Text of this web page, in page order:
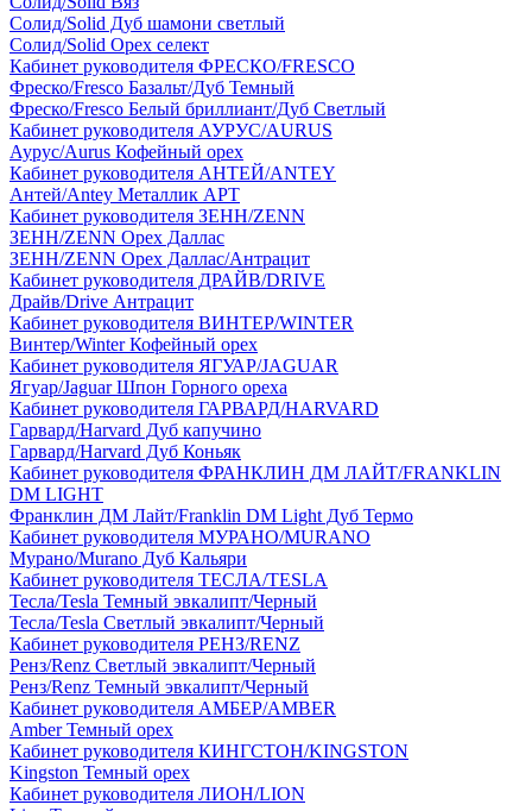
Солид/Solid Дуб шамони светлый
Солид/Solid Орех селект
Кабинет руководителя ФРЕСКО/FRESCO
Фреско/Fresco Базальт/Дуб Темный
Фреско/Fresco Белый бриллиант/Дуб Светлый
Кабинет руководителя АУРУС/AURUS
Аурус/Aurus Кофейный орех
Кабинет руководителя АНТЕЙ/ANTEY
Антей/Antey Металлик АРТ
Кабинет руководителя ЗЕНН/ZENN
ЗЕНН/ZENN Орех Даллас
ЗЕНН/ZENN Орех Даллас/Антрацит
Кабинет руководителя ДРАЙВ/DRIVE
Драйв/Drive Антрацит
Кабинет руководителя ВИНТЕР/WINTER
Винтер/Winter Кофейный орех
Кабинет руководителя ЯГУАР/JAGUAR
Ягуар/Jaguar Шпон Горного ореха
Кабинет руководителя ГАРВАРД/HARVARD
Гарвард/Harvard Дуб капучино
Гарвард/Harvard Дуб Коньяк
Кабинет руководителя ФРАНКЛИН ДМ ЛАЙТ/FRANKLIN
DM LIGHT
Франклин ДМ Лайт/Franklin DM Light Дуб Термо
Кабинет руководителя МУРАНО/MURANO
Мурано/Murano Дуб Кальяри
Кабинет руководителя ТЕСЛА/TESLA
Тесла/Tesla Темный эвкалипт/Черный
Тесла/Tesla Светлый эвкалипт/Черный
Кабинет руководителя РЕНЗ/RENZ
Ренз/Renz Светлый эвкалипт/Черный
Ренз/Renz Темный эвкалипт/Черный
Кабинет руководителя АМБЕР/AMBER
Amber Темный орех
Кабинет руководителя КИНГСТОН/KINGSTON
Kingston Темный орех
Кабинет руководителя ЛИОН/LION